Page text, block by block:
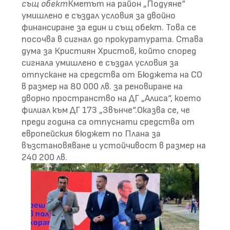
същ обектКметът на район „Подуяне“
умишлено е създал условия за двойно
финансиране за един и същ обект. Това се
посочва в сигнал до прокуратурата. Става
дума за Кристиян Христов, който според
сигнала умишлено е създал условия за
отпускане на средства от Бюджета на СО
в размер на 80 000 лв. за реновиране на
дворно пространство на ДГ „Алиса“, което
филиал към ДГ 173 „Звънче“.Оказва се, че
преди година са отпуснати средства от
европейския бюджет по Плана за
възстановяване и устойчивост в размер на
240 200 лв.